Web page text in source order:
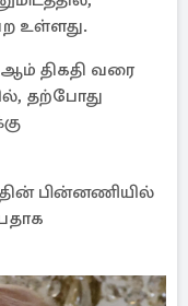
உள்ளது.
திகதி வரை
தற்போது
பின்னணியில்